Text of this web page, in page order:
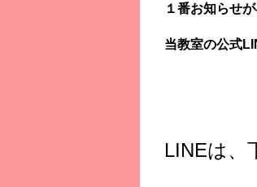
１番お知らせ
当教室の公式
LINEは、